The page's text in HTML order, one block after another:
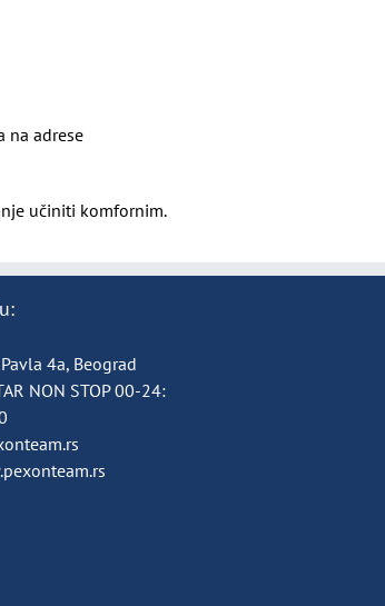
na adrese
učiniti komfornim.
4a, Beograd
NON STOP 00-24: